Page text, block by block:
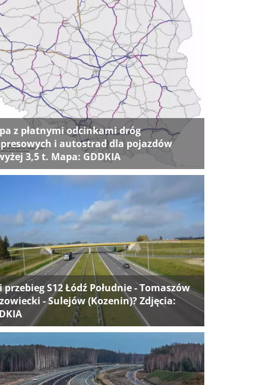
z płatnymi odcinkami dróg
i autostrad dla pojazdów
3,5 t. Mapa: GDDKIA
przebieg S12 Łódź Południe - Tomaszów
- Sulejów (Kozenin)? Zdjęcia: